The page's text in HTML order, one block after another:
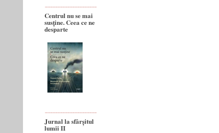
Centrul nu se mai
susține. Ceea ce ne
desparte
Jurnal la sfârșitul
lumii II